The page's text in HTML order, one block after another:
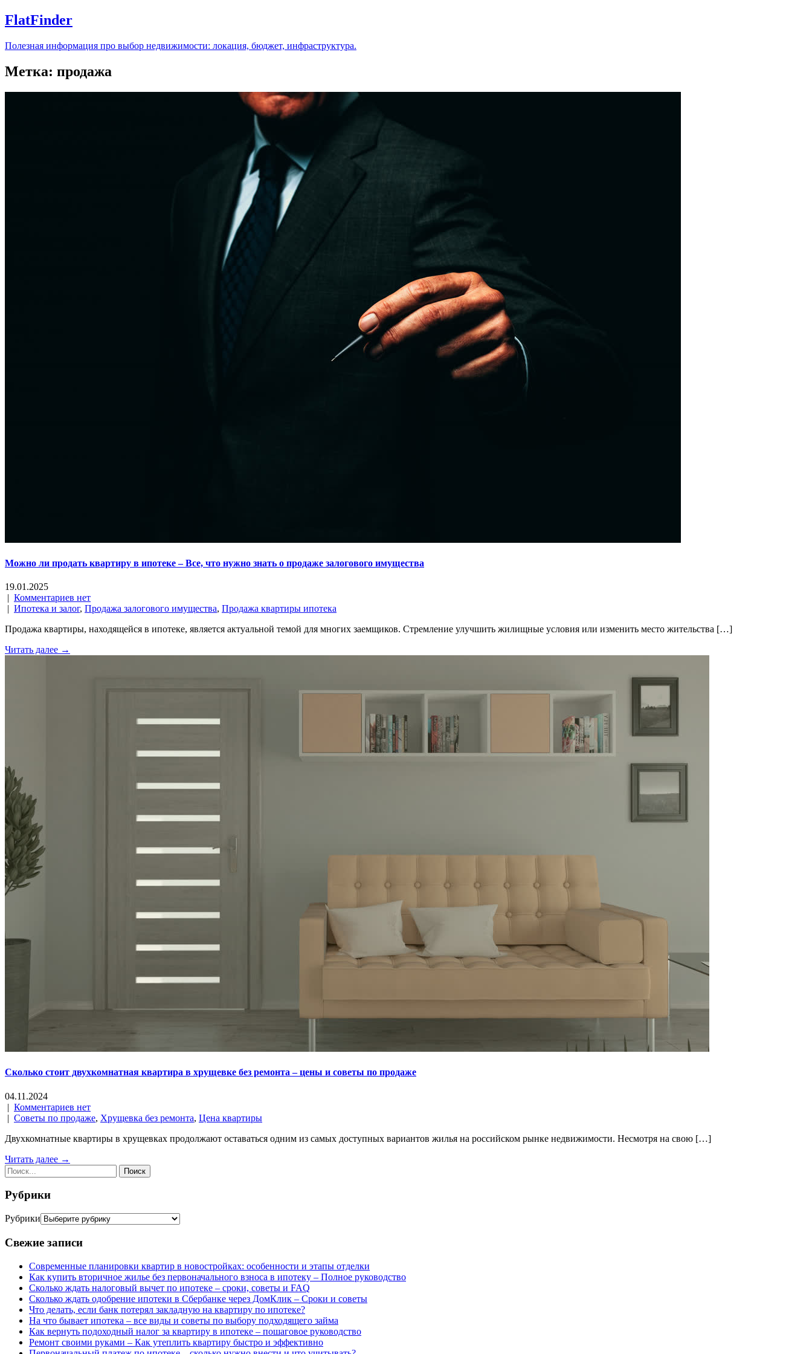
FlatFinder
Полезная информация про выбор недвижимости: локация, бюджет, инфраструктура.
Метка: продажа
Можно ли продать квартиру в ипотеке – Все, что нужно знать о продаже залогового имущества
19.01.2025
| Комментариев нет
| Ипотека и залог, Продажа залогового имущества, Продажа квартиры ипотека
Продажа квартиры, находящейся в ипотеке, является актуальной темой для многих заемщиков. Стремление улучшить жилищные условия или изменить место жительства […]
Читать далее →
Сколько стоит двухкомнатная квартира в хрущевке без ремонта – цены и советы по продаже
04.11.2024
| Комментариев нет
| Советы по продаже, Хрущевка без ремонта, Цена квартиры
Двухкомнатные квартиры в хрущевках продолжают оставаться одним из самых доступных вариантов жилья на российском рынке недвижимости. Несмотря на свою […]
Читать далее →
Рубрики
Рубрики
Свежие записи
Современные планировки квартир в новостройках: особенности и этапы отделки
Как купить вторичное жилье без первоначального взноса в ипотеку – Полное руководство
Сколько ждать налоговый вычет по ипотеке – сроки, советы и FAQ
Сколько ждать одобрение ипотеки в Сбербанке через ДомКлик – Сроки и советы
Что делать, если банк потерял закладную на квартиру по ипотеке?
На что бывает ипотека – все виды и советы по выбору подходящего займа
Как вернуть подоходный налог за квартиру в ипотеке – пошаговое руководство
Ремонт своими руками – Как утеплить квартиру быстро и эффективно